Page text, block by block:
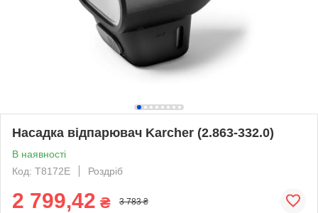
Насадка відпарювач Karcher (2.863-332.0)
В наявності
Код: T8172E
Роздріб
2 799,42 ₴ 3 783 ₴